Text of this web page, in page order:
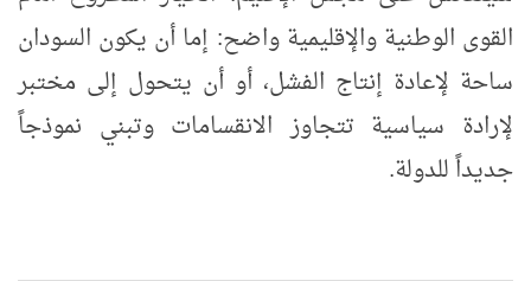
القوى الوطنية والإقليمية واضح: إما أن يكون السودان
ساحة لإعادة إنتاج الفشل، أو أن يتحول إلى مختبر
لإرادة سياسية تتجاوز الانقسامات وتبني نموذجاً
جديداً للدولة.